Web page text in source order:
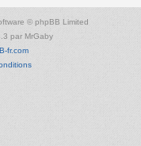
© phpBB Limited
par MrGaby
fr.com